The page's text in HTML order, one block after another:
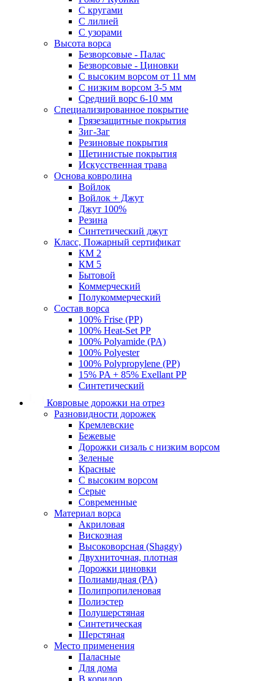
С кругами
С лилией
С узорами
Высота ворса
Безворсовые - Палас
Безворсовые - Циновки
С высоким ворсом от 11 мм
С низким ворсом 3-5 мм
Средний ворс 6-10 мм
Специализированное покрытие
Грязезащитные покрытия
Зиг-Заг
Резиновые покрытия
Щетинистые покрытия
Искусственная трава
Основа ковролина
Войлок
Войлок + Джут
Джут 100%
Резина
Синтетический джут
Класс, Пожарный сертификат
КМ 2
КМ 5
Бытовой
Коммерческий
Полукоммерческий
Состав ворса
100% Frise (PP)
100% Heat-Set PP
100% Polyamide (PA)
100% Polyester
100% Polypropylene (PP)
15% PA + 85% Exellant PP
Синтетический
Ковровые дорожки на отрез
Разновидности дорожек
Кремлевские
Бежевые
Дорожки сизаль с низким ворсом
Зеленые
Красные
С высоким ворсом
Серые
Современные
Материал ворса
Акриловая
Вискозная
Высоковорсная (Shaggy)
Двухниточная, плотная
Дорожки циновки
Полиамидная (PA)
Полипропиленовая
Полиэстер
Полушерстяная
Синтетическая
Шерстяная
Место применения
Паласные
Для дома
В коридор